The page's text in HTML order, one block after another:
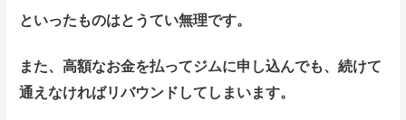
といったものはとうてい無理です。
また、高額なお金を払ってジムに申し込んでも、続けて
通えなければリバウンドしてしまいます。